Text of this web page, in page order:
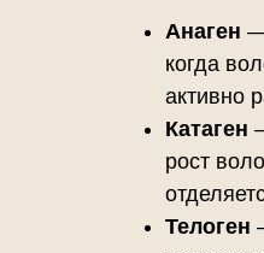
Анаген —
когда
активно
Катаген
рост
Телоген